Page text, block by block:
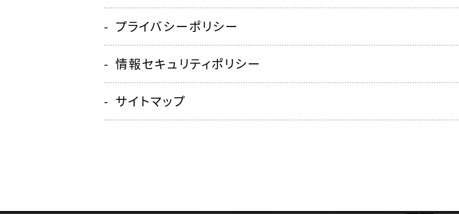
プライバシーポリシー
情報セキュリティポリシー
サイトマップ